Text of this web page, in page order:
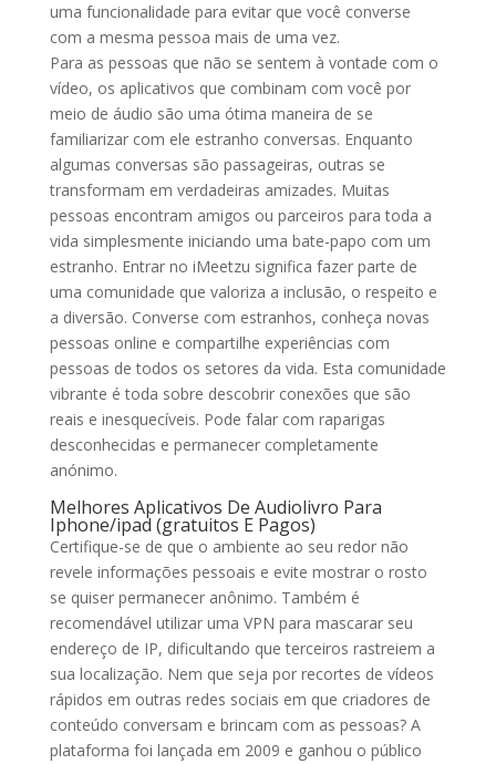
uma funcionalidade para evitar que você converse
com a mesma pessoa mais de uma vez.
Para as pessoas que não se sentem à vontade com o
vídeo, os aplicativos que combinam com você por
meio de áudio são uma ótima maneira de se
familiarizar com ele estranho conversas. Enquanto
algumas conversas são passageiras, outras se
transformam em verdadeiras amizades. Muitas
pessoas encontram amigos ou parceiros para toda a
vida simplesmente iniciando uma bate-papo com um
estranho. Entrar no iMeetzu significa fazer parte de
uma comunidade que valoriza a inclusão, o respeito e
a diversão. Converse com estranhos, conheça novas
pessoas online e compartilhe experiências com
pessoas de todos os setores da vida. Esta comunidade
vibrante é toda sobre descobrir conexões que são
reais e inesquecíveis. Pode falar com raparigas
desconhecidas e permanecer completamente
anónimo.
Melhores Aplicativos De Audiolivro Para
Iphone/ipad (gratuitos E Pagos)
Certifique-se de que o ambiente ao seu redor não
revele informações pessoais e evite mostrar o rosto
se quiser permanecer anônimo. Também é
recomendável utilizar uma VPN para mascarar seu
endereço de IP, dificultando que terceiros rastreiem a
sua localização. Nem que seja por recortes de vídeos
rápidos em outras redes sociais em que criadores de
conteúdo conversam e brincam com as pessoas? A
plataforma foi lançada em 2009 e ganhou o público